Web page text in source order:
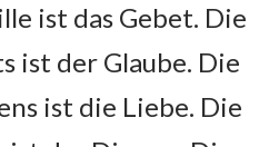
gegründet
Pfarrei wählten die
Teresa, die in den
ist das Gebet. Die
ist der Glaube. Die
ist die Liebe. Die